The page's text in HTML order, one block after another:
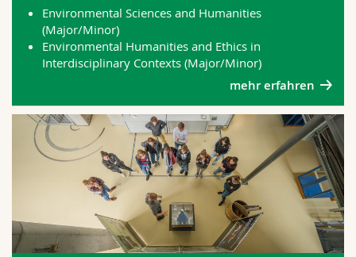
Environmental Sciences and Humanities
(Major/Minor)
Environmental Humanities and Ethics in
Interdisciplinary Contexts (Major/Minor)
mehr erfahren